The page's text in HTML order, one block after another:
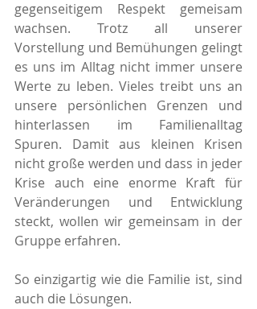
gegenseitigem Respekt gemeisam
wachsen. Trotz all unserer
Vorstellung und Bemühungen gelingt
es uns im Alltag nicht immer unsere
Werte zu leben. Vieles treibt uns an
unsere persönlichen Grenzen und
hinterlassen im Familienalltag
Spuren. Damit aus kleinen Krisen
nicht große werden und dass in jeder
Krise auch eine enorme Kraft für
Veränderungen und Entwicklung
steckt, wollen wir gemeinsam in der
Gruppe erfahren.
So einzigartig wie die Familie ist, sind
auch die Lösungen.